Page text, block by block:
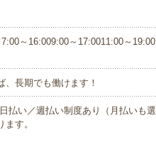
～16:009:00～17:0011:00～19:00
長期でも働けます！
い／週払い制度あり（月払いも選
す。